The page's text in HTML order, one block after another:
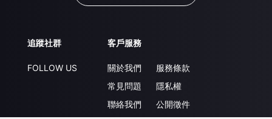
追蹤社群
FOLLOW US
客戶服務
關於我們
常見問題
聯絡我們
服務條款
隱私權
公開徵件